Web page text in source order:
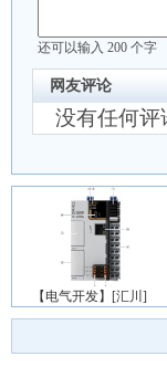
还可以输入 200 个字
网友评论
没有任何评
【电气开发】[汇川]